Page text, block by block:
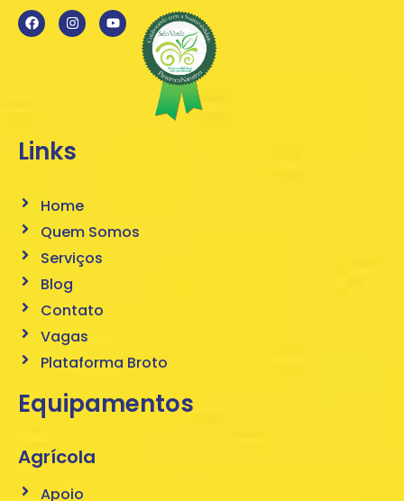
Links
Home
Quem Somos
Serviços
Blog
Contato
Vagas
Plataforma Broto
Equipamentos
Agrícola
Apoio